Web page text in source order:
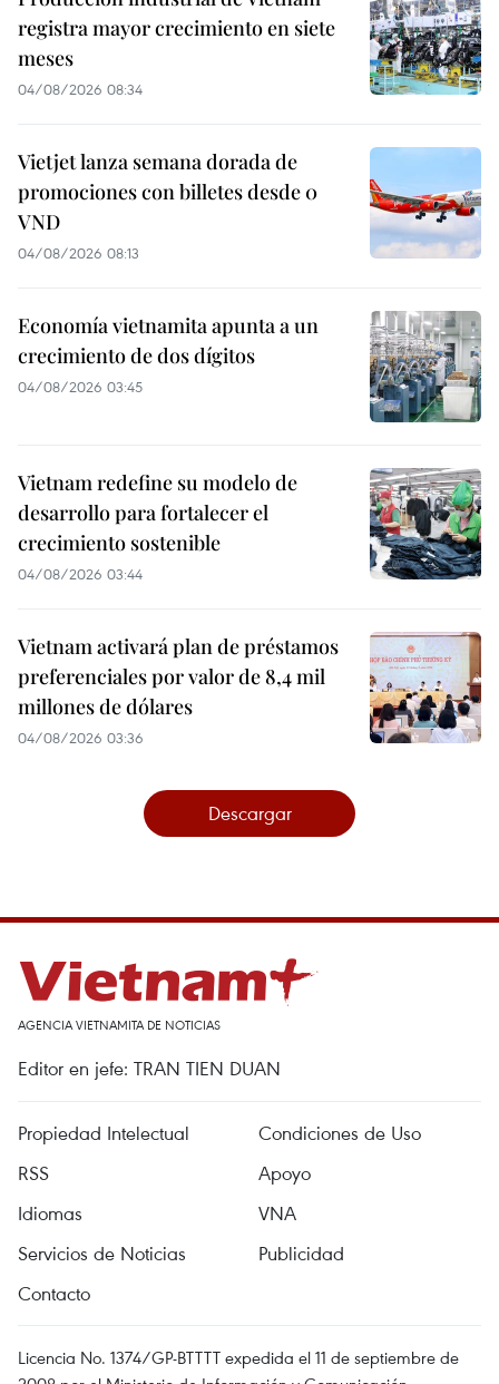
registra mayor crecimiento en siete
meses
04/08/2026 08:34
Vietjet lanza semana dorada de
promociones con billetes desde 0
VND
04/08/2026 08:13
Economía vietnamita apunta a un
crecimiento de dos dígitos
04/08/2026 03:45
Vietnam redefine su modelo de
desarrollo para fortalecer el
crecimiento sostenible
04/08/2026 03:44
Vietnam activará plan de préstamos
preferenciales por valor de 8,4 mil
millones de dólares
04/08/2026 03:36
Descargar
AGENCIA VIETNAMITA DE NOTICIAS
Editor en jefe: TRAN TIEN DUAN
Propiedad Intelectual
Condiciones de Uso
RSS
Apoyo
Idiomas
VNA
Servicios de Noticias
Publicidad
Contacto
Licencia No. 1374/GP-BTTTT expedida el 11 de septiembre de